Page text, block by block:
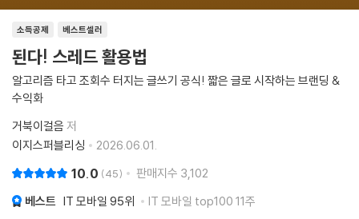
소득공제 베스트셀러
된다! 스레드 활용법
알고리즘 타고 조회수 터지는 글쓰기 공식! 짧은 글로 시작하는 브랜딩 &
수익화
거북이걸음 저
이지스퍼블리싱
2026.06.01.
10.0 45 판매지수 3,102
베스트 IT 모바일 95위 IT 모바일 top100 11주